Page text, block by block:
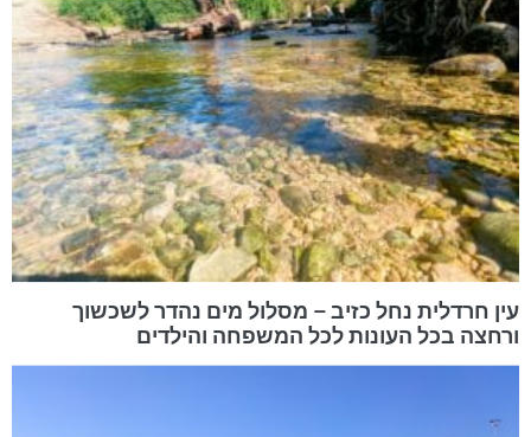
עין חרדלית נחל כזיב – מסלול מים נהדר לשכשוך
ורחצה בכל העונות לכל המשפחה והילדים